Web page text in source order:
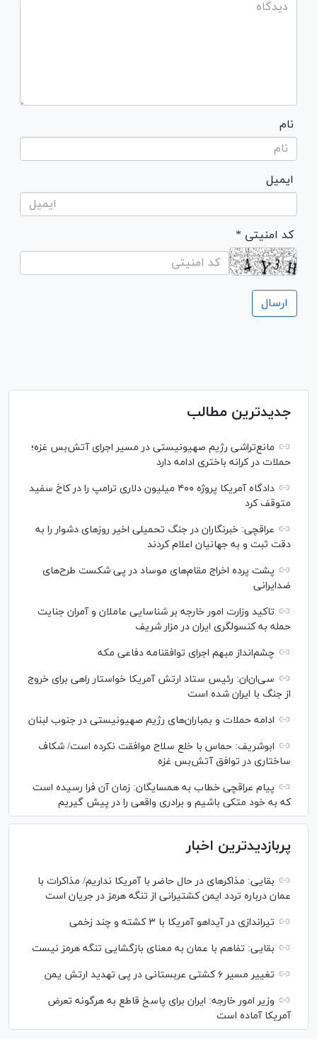
نام
ایمیل
* کد امنیتی
جدیدترین مطالب
مانع‌تراشی رژیم صهیونیستی در مسیر اجرای آتش‌بس غزه؛
حملات در کرانه باختری ادامه دارد
دادگاه آمریکا پروژه ۴۰۰ میلیون دلاری ترامپ را در کاخ سفید
متوقف کرد
عراقچی: خبرنگاران در جنگ تحمیلی اخیر روز‌های دشوار را به
دقت ثبت و به جهانیان اعلام کردند
پشت پرده اخراج مقام‌های موساد در پی شکست طرح‌های
ضدایرانی
تاکید وزارت امور خارجه بر شناسایی عاملان و آمران جنایت
حمله به کنسولگری ایران در مزار شریف
چشم‌انداز مبهم اجرای توافقنامه دفاعی مکه
سی‌ان‌‌ان: رئیس ستاد ارتش آمریکا خواستار راهی برای خروج
از جنگ با ایران شده است
ادامه حملات و بمباران‌های رژیم صهیونیستی در جنوب لبنان
ابوشریف: حماس با خلع سلاح موافقت نکرده است/ شکاف
ساختاری در توافق آتش‌‎بس غزه
پیام عراقچی خطاب به همسایگان: زمان آن فرا رسیده است
که به خود متکی باشیم و برادری واقعی را در پیش گیریم
پربازدیدترین اخبار
بقایی: مذاکره‎ای در حال حاضر با آمریکا نداریم/ مذاکرات با
عمان درباره تردد ایمن کشتیرانی از تنگه هرمز در جریان است
تیراندازی در آیداهو آمریکا با ۳ کشته و چند زخمی
بقایی: تفاهم با عمان به معنای بازگشایی تنگه هرمز نیست
تغییر مسیر ۶ کشتی عربستانی در پی تهدید ارتش یمن
وزیر امور خارجه: ایران برای پاسخ قاطع به هرگونه تعرض
آمریکا آماده است